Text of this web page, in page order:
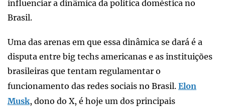
influenciar a dinâmica da política doméstica no
Brasil.
Uma das arenas em que essa dinâmica se dará é a
disputa entre big techs americanas e as instituições
brasileiras que tentam regulamentar o
funcionamento das redes sociais no Brasil. Elon
Musk, dono do X, é hoje um dos principais